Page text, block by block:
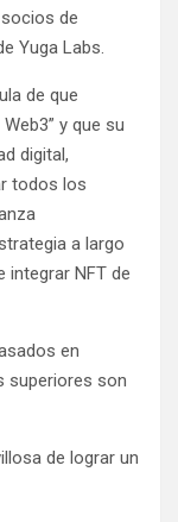
de
Yuga Labs.
de que
y que su
digital,
todos los
a largo
integrar NFT de
​​en
superiores son
de lograr un